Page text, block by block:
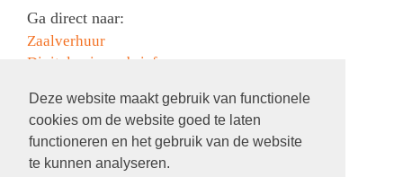
Deze website maakt gebruik van functionele
cookies om de website goed te laten
functioneren en het gebruik van de website
te kunnen analyseren.
Ga direct naar:
Zaalverhuur
Digitale nieuwsbrief
Activiteiten
Contact
Information in English